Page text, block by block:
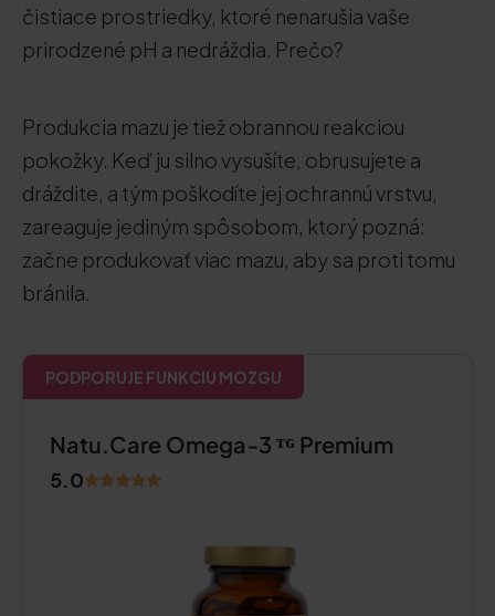
čistiace prostriedky, ktoré nenarušia vaše
prirodzené pH a nedráždia. Prečo?
Produkcia mazu je tiež obrannou reakciou
pokožky. Keď ju silno vysušíte, obrusujete a
dráždite, a tým poškodíte jej ochrannú vrstvu,
zareaguje jediným spôsobom, ktorý pozná:
začne produkovať viac mazu, aby sa proti tomu
bránila.
PODPORUJE FUNKCIU MOZGU
Natu.Care Omega-3 ᵀᴳ Premium
5.0